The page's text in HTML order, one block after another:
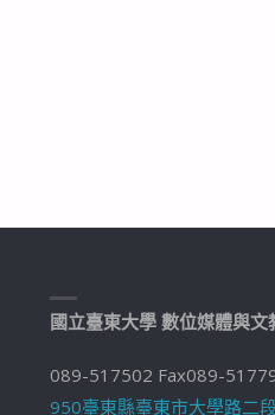
國立臺東大學 數位媒體與文
089-517502 Fax089-
950臺東縣臺東市大學路二